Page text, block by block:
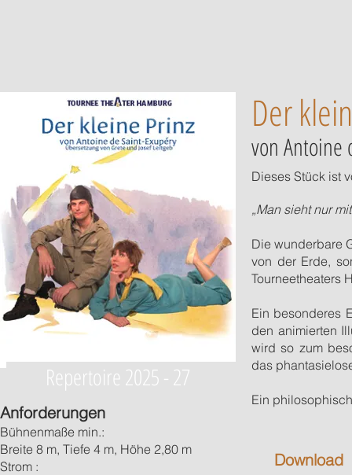
Repertoire 2025 - 27
Anforderungen
Bühnenmaße min.:
Breite 8 m, Tiefe 4 m, Höhe 2,80 m
Strom :
Der
von Antoine
Dieses Stück ist
„Man sieht nur
Die wunderbare
von der Erde,
Tourneetheaters
Ein besonderes
den animierten
wird so zum
das
Ein
Download